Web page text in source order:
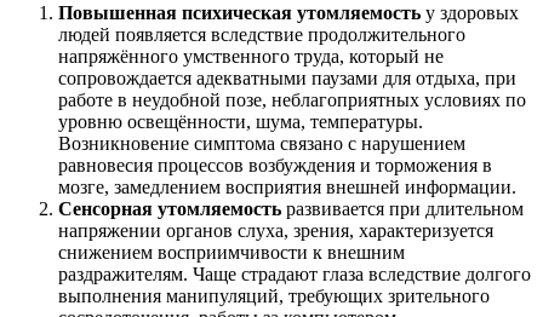
Повышенная психическая утомляемость у здоровых
людей появляется вследствие продолжительного
напряжённого умственного труда, который не
сопровождается адекватными паузами для отдыха, при
работе в неудобной позе, неблагоприятных условиях по
уровню освещённости, шума, температуры.
Возникновение симптома связано с нарушением
равновесия процессов возбуждения и торможения в
мозге, замедлением восприятия внешней информации.
Сенсорная утомляемость развивается при длительном
напряжении органов слуха, зрения, характеризуется
снижением восприимчивости к внешним
раздражителям. Чаще страдают глаза вследствие долгого
выполнения манипуляций, требующих зрительного